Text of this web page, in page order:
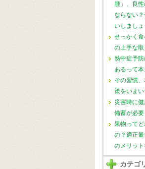
腫」、良
ならない
いしましょ
せっかく
の上手な
熱中症予
あるって本
その習慣
策をいまい
災害時に
備蓄が必要
果物って
の？適正
のメリット
カテゴ